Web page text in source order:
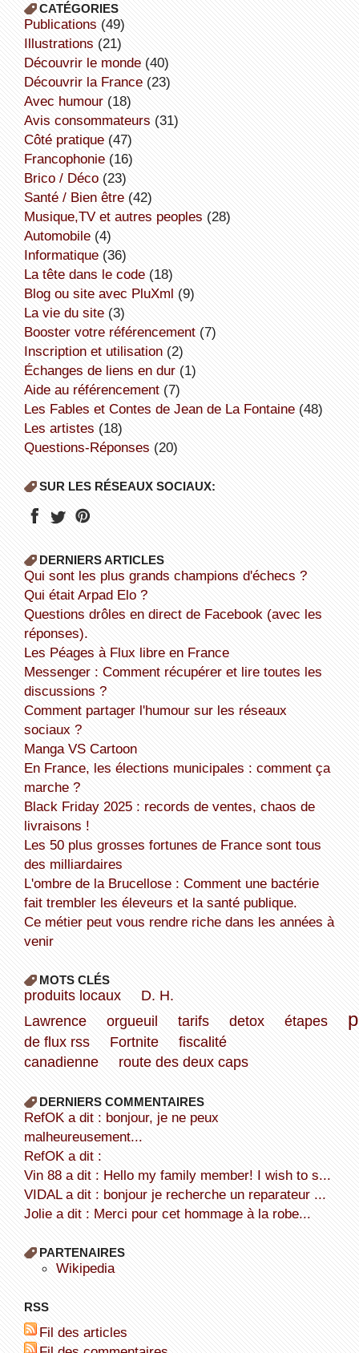
CATÉGORIES
publications (49)
illustrations (21)
découvrir le monde(40)
découvrir la France(23)
avec humour(18)
avis consommateurs (31)
côté pratique(47)
Francophonie(16)
Brico / Déco(23)
Santé / Bien être(42)
Musique,TV et autres peoples (28)
Automobile(4)
informatique(36)
la tête dans le code(18)
Blog ou site avec PluXml (9)
la vie du site(3)
booster votre référencement(7)
inscription et utilisation(2)
échanges de liens en dur(1)
aide au référencement(7)
Les Fables et Contes de Jean de La Fontaine(48)
Les artistes (18)
Questions-Réponses (20)
SUR LES RÉSEAUX SOCIAUX:
DERNIERS ARTICLES
Qui sont les plus grands champions d'échecs ?
Qui était Arpad Elo ?
Questions drôles en direct de Facebook (avec les
réponses).
Les Péages à Flux libre en France
Messenger : Comment récupérer et lire toutes les
discussions ?
Comment partager l'humour sur les réseaux
sociaux ?
Manga VS Cartoon
En France, les élections municipales : comment ça
marche ?
Black Friday 2025 : records de ventes, chaos de
livraisons !
Les 50 plus grosses fortunes de France sont tous
des milliardaires
L'ombre de la Brucellose : Comment une bactérie
fait trembler les éleveurs et la santé publique.
Ce métier peut vous rendre riche dans les années à
venir
MOTS CLÉS
produits locaux
D. H.
Lawrence
orgueuil tarifs detox étapes
de flux rss Fortnite
fiscalité
canadienne
route des deux caps
DERNIERS COMMENTAIRES
refOK a dit : bonjour, je ne peux
malheureusement...
refOK a dit :
Vin 88 a dit : Hello my family member! I wish to s...
VIDAL a dit : bonjour je recherche un reparateur ...
Jolie a dit : Merci pour cet hommage à la robe...
PARTENAIRES
wikipedia
RSS
Fil des articles